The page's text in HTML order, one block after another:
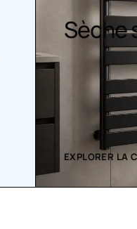
Sèche
EXPLORER LA COLLECTION